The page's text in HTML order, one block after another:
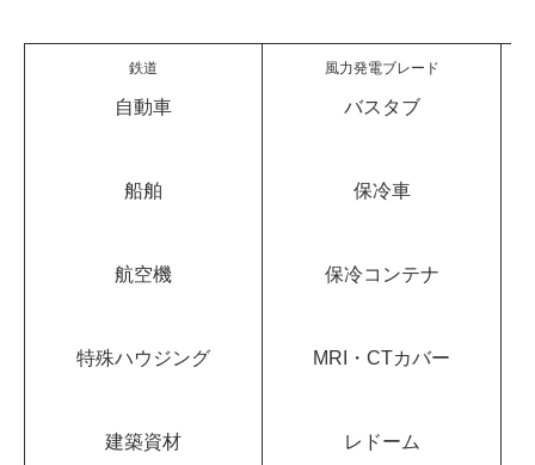
鉄道
自動車
船舶
航空機
特殊ハウジング
建築資材
風力発電ブレード
バスタブ
保冷車
保冷コンテナ
MRI・CTカバー
レドーム